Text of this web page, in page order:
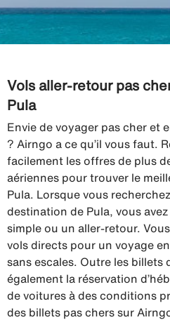
Vols aller-retour pas
Pula
Envie de voyager pas cher et
? Airngo a ce qu’il vous faut.
facilement les offres de plus
aériennes pour trouver le
Pula. Lorsque vous
destination de Pula, vous
simple ou un aller-retour.
vols directs pour un voyage
sans escales. Outre les billets
également la réservation
de voitures à des conditions
des billets pas chers sur